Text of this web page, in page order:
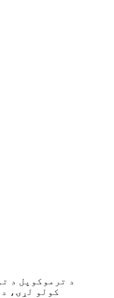
د ترموکوپل د
کولو لړۍ،